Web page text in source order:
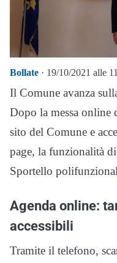
Bollate · 19/10/2021 alle
Il Comune avanza
Dopo la messa online
sito del Comune e
page, la funzionalità
Sportello
Agenda online:
accessibili
Tramite il telefono,